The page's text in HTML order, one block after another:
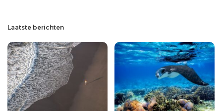
Laatste berichten